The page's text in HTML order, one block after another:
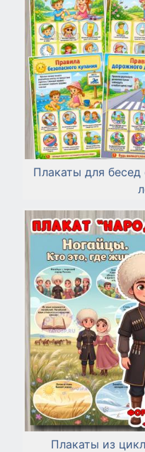
Плакаты для
Плакаты из